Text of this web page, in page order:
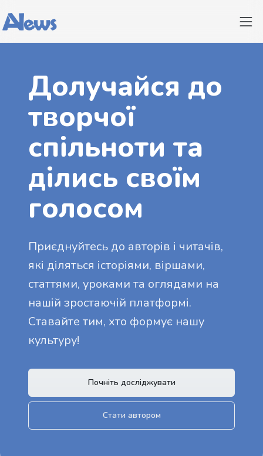
Долучайся до
творчої
спільноти та
ділись своїм
голосом
Приєднуйтесь до авторів і читачів,
які діляться історіями, віршами,
статтями, уроками та оглядами на
нашій зростаючій платформі.
Ставайте тим, хто формує нашу
культуру!
Почніть досліджувати
Стати автором